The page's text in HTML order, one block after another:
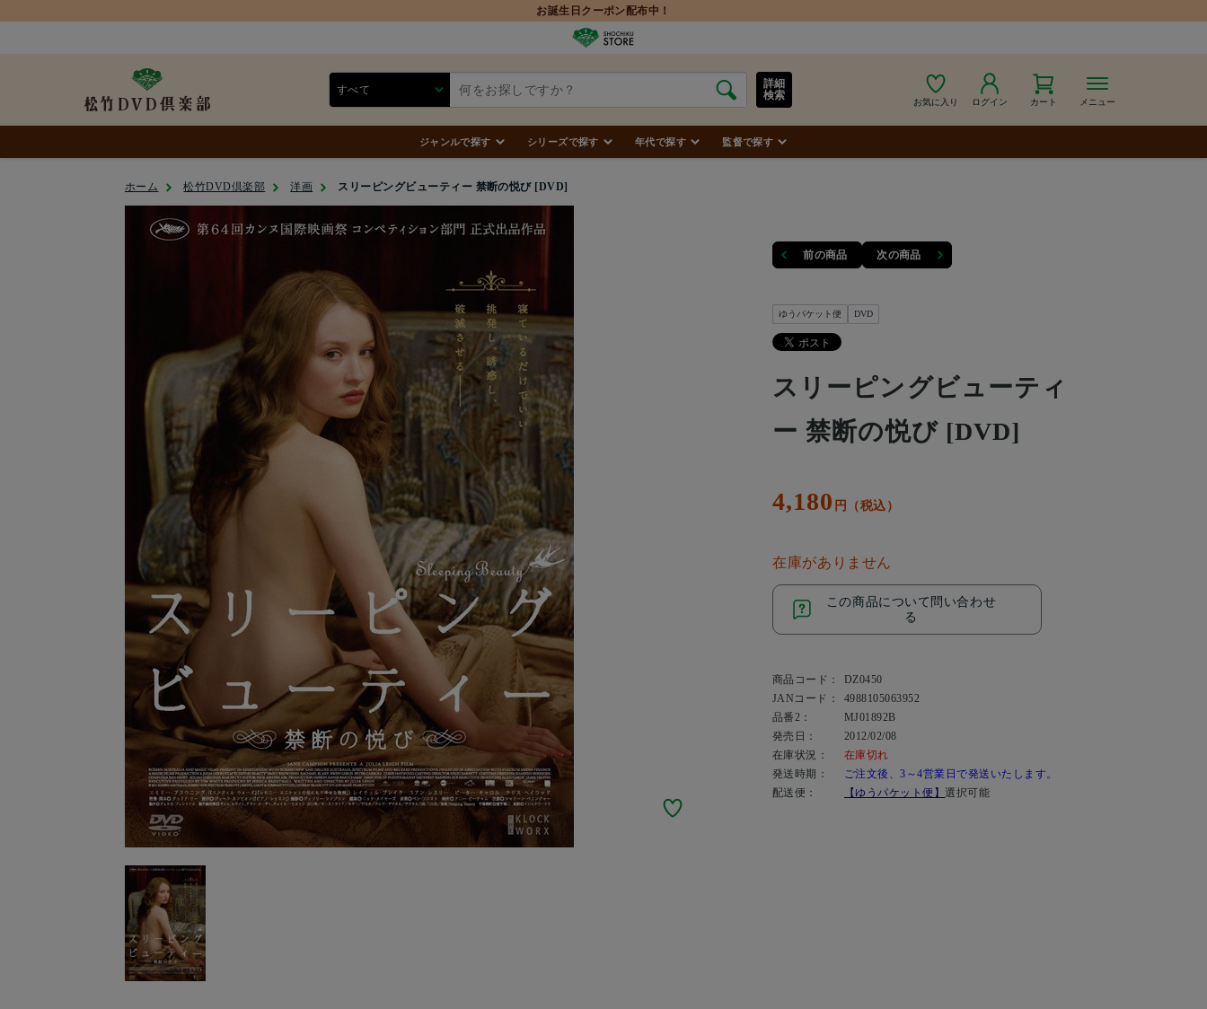
お気に入り ログイン カート メニュー
詳細
検索
ジャンルで探す シリーズで探す 年代で探す 監督で探す
ホーム 松竹DVD倶楽部 洋画 スリーピングビューティー 禁断の悦び [DVD]
前の商品 次の商品
ゆうパケット便 DVD
スリーピングビューティ
ー 禁断の悦び [DVD]
4,180 円（税込）
在庫がありません
この商品について問い合わせ
る
商品コード：
DZ0450
JANコード：
4988105063952
品番2：
MJ01892B
発売日：
2012/02/08
在庫状況：
在庫切れ
発送時期：
ご注文後、3～4営業日で発送いたします。
配送便：
【ゆうパケット便】選択可能